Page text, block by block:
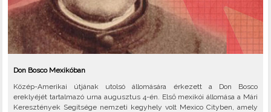
Don Bosco Mexikóban
Közép-Amerikai útjának utolsó állomására érkezett a Don Bosco
ereklyéjét tartalmazó urna augusztus 4-én. Első mexikói állomása a Mári
Keresztények Segítsége nemzeti kegyhely volt Mexico Cityben, amely